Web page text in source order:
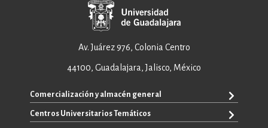
Av. Juárez 976, Colonia Centro
44100, Guadalajara, Jalisco, México
Comercialización y almacén general
+52 33 3640 6326
Centros Universitarios Temáticos